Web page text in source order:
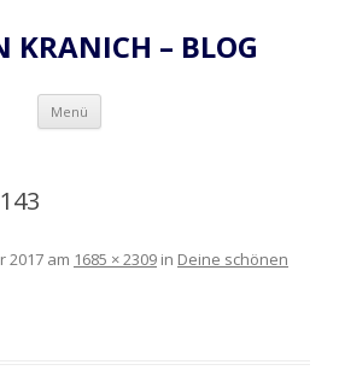
KRANICH – BLOG
Menü Zum
springen
2017 am 1685 × 2309 in Deine schönen